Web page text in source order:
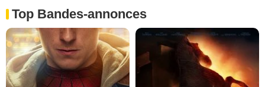
Top Bandes-annonces